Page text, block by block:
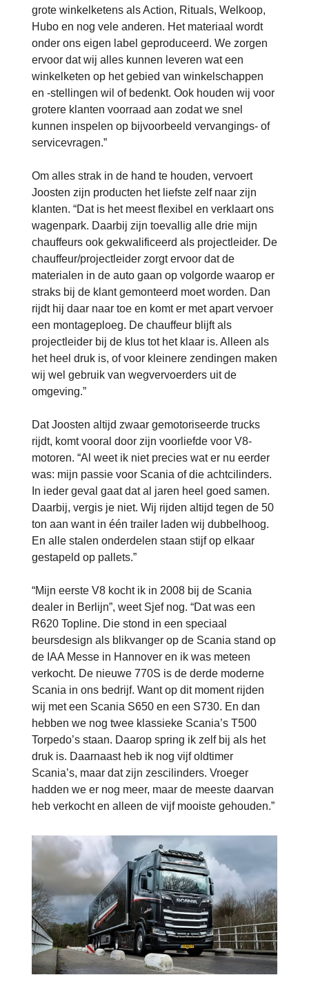
grote winkelketens als Action, Rituals, Welkoop,
Hubo en nog vele anderen. Het materiaal wordt
onder ons eigen label geproduceerd. We zorgen
ervoor dat wij alles kunnen leveren wat een
winkelketen op het gebied van winkelschappen
en -stellingen wil of bedenkt. Ook houden wij voor
grotere klanten voorraad aan zodat we snel
kunnen inspelen op bijvoorbeeld vervangings- of
servicevragen.”
Om alles strak in de hand te houden, vervoert
Joosten zijn producten het liefste zelf naar zijn
klanten. “Dat is het meest flexibel en verklaart ons
wagenpark. Daarbij zijn toevallig alle drie mijn
chauffeurs ook gekwalificeerd als projectleider. De
chauffeur/projectleider zorgt ervoor dat de
materialen in de auto gaan op volgorde waarop er
straks bij de klant gemonteerd moet worden. Dan
rijdt hij daar naar toe en komt er met apart vervoer
een montageploeg. De chauffeur blijft als
projectleider bij de klus tot het klaar is. Alleen als
het heel druk is, of voor kleinere zendingen maken
wij wel gebruik van wegvervoerders uit de
omgeving.”
Dat Joosten altijd zwaar gemotoriseerde trucks
rijdt, komt vooral door zijn voorliefde voor V8-
motoren. “Al weet ik niet precies wat er nu eerder
was: mijn passie voor Scania of die achtcilinders.
In ieder geval gaat dat al jaren heel goed samen.
Daarbij, vergis je niet. Wij rijden altijd tegen de 50
ton aan want in één trailer laden wij dubbelhoog.
En alle stalen onderdelen staan stijf op elkaar
gestapeld op pallets.”
“Mijn eerste V8 kocht ik in 2008 bij de Scania
dealer in Berlijn”, weet Sjef nog. “Dat was een
R620 Topline. Die stond in een speciaal
beursdesign als blikvanger op de Scania stand op
de IAA Messe in Hannover en ik was meteen
verkocht. De nieuwe 770S is de derde moderne
Scania in ons bedrijf. Want op dit moment rijden
wij met een Scania S650 en een S730. En dan
hebben we nog twee klassieke Scania’s T500
Torpedo’s staan. Daarop spring ik zelf bij als het
druk is. Daarnaast heb ik nog vijf oldtimer
Scania’s, maar dat zijn zescilinders. Vroeger
hadden we er nog meer, maar de meeste daarvan
heb verkocht en alleen de vijf mooiste gehouden.”